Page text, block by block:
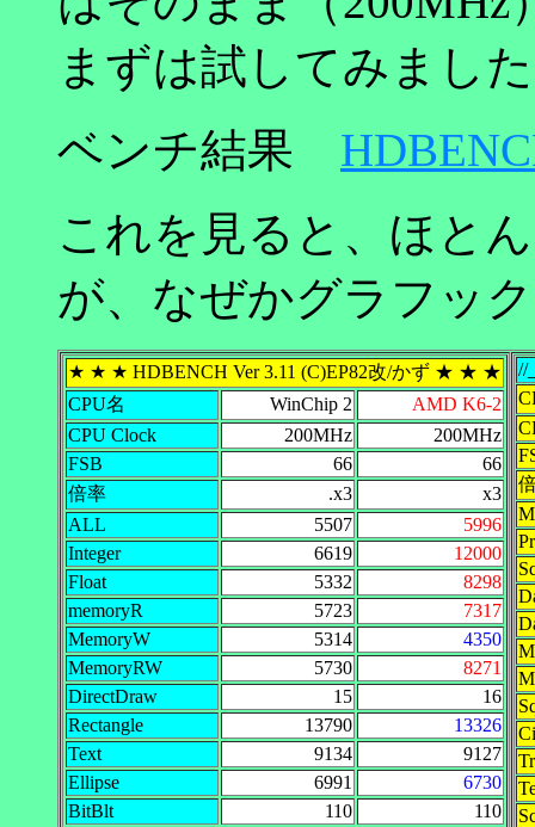
まずは試してみまし
ベンチ結果
これを見ると、ほと
が、なぜかグラフッ
★ ★ ★ HDBENCH Ver 3.11 (C)EP82改/かず ★ ★ ★
CPU名
WinChip 2
AMD K6-2
CPU Clock
200MHz
200MHz
FSB
66
66
倍率
.x3
x3
ALL
5507
5996
Integer
6619
12000
Float
5332
8298
memoryR
5723
7317
MemoryW
5314
4350
MemoryRW
5730
8271
DirectDraw
15
16
Rectangle
13790
13326
Text
9134
9127
Ellipse
6991
6730
BitBlt
110
110
//